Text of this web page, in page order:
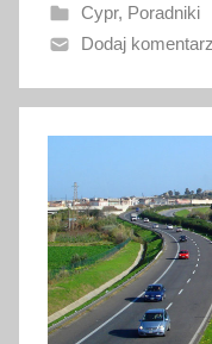
n
o
9
l
t
e
g
o
2
Cypr, Poradniki
Dodaj komentarz